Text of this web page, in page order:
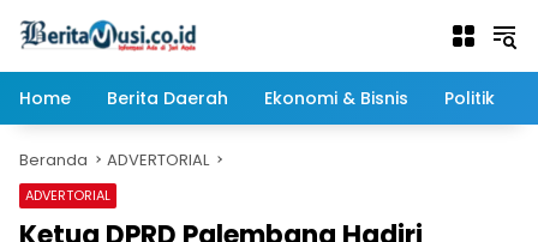
Home
Berita Daerah Ekonomi & Bisnis Politik
Beranda ADVERTORIAL
ADVERTORIAL